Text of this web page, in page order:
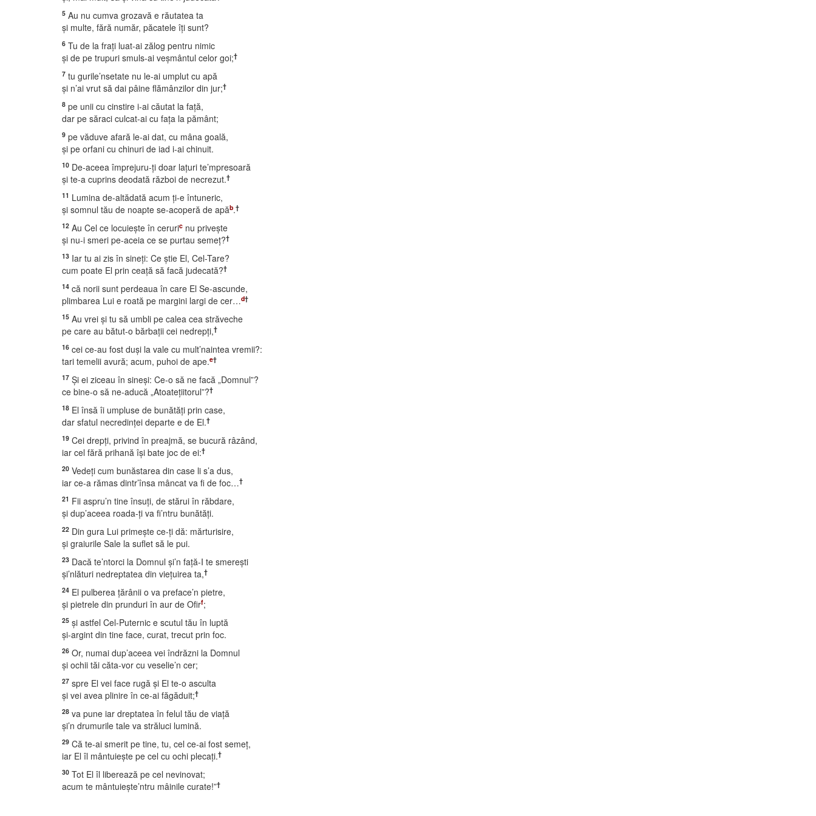
5 Au nu cumva grozavă e răutatea ta
şi multe, fără număr, păcatele îţi sunt?
6 Tu de la fraţi luat-ai zălog pentru nimic
şi de pe trupuri smuls-ai veşmântul celor goi;†
7 tu gurile’nsetate nu le-ai umplut cu apă
şi n’ai vrut să dai pâine flămânzilor din jur;†
8 pe unii cu cinstire i-ai căutat la faţă,
dar pe săraci culcat-ai cu faţa la pământ;
9 pe văduve afară le-ai dat, cu mâna goală,
şi pe orfani cu chinuri de iad i-ai chinuit.
10 De-aceea împrejuru-ţi doar laţuri te’mpresoară
şi te-a cuprins deodată război de necrezut.†
11 Lumina de-altădată acum ţi-e întuneric,
şi somnul tău de noapte se-acoperă de apăb.†
12 Au Cel ce locuieşte în ceruric nu priveşte
şi nu-i smeri pe-aceia ce se purtau semeţ?†
13 Iar tu ai zis în sineţi: Ce ştie El, Cel-Tare?
cum poate El prin ceaţă să facă judecată?†
14 că norii sunt perdeaua în care El Se-ascunde,
plimbarea Lui e roată pe margini largi de cer…d†
15 Au vrei şi tu să umbli pe calea cea străveche
pe care au bătut-o bărbaţii cei nedrepţi,†
16 cei ce-au fost duşi la vale cu mult’naintea vremii?:
tari temelii avură; acum, puhoi de ape.e†
17 Şi ei ziceau în sineşi: Ce-o să ne facă „Domnul”?
ce bine-o să ne-aducă „Atoateţiitorul”?†
18 El însă îi umpluse de bunătăţi prin case,
dar sfatul necredinţei departe e de El.†
19 Cei drepţi, privind în preajmă, se bucură râzând,
iar cel fără prihană îşi bate joc de ei:†
20 Vedeţi cum bunăstarea din case li s’a dus,
iar ce-a rămas dintr’însa mâncat va fi de foc…†
21 Fii aspru’n tine însuţi, de stărui în răbdare,
şi dup’aceea roada-ţi va fi’ntru bunătăţi.
22 Din gura Lui primeşte ce-ţi dă: mărturisire,
şi graiurile Sale la suflet să le pui.
23 Dacă te’ntorci la Domnul şi’n faţă-I te smereşti
şi’nlături nedreptatea din vieţuirea ta,†
24 El pulberea ţărânii o va preface’n pietre,
şi pietrele din prunduri în aur de Ofirf;
25 şi astfel Cel-Puternic e scutul tău în luptă
şi-argint din tine face, curat, trecut prin foc.
26 Or, numai dup’aceea vei îndrăzni la Domnul
şi ochii tăi căta-vor cu veselie’n cer;
27 spre El vei face rugă şi El te-o asculta
şi vei avea plinire în ce-ai făgăduit;†
28 va pune iar dreptatea în felul tău de viaţă
şi’n drumurile tale va străluci lumină.
29 Că te-ai smerit pe tine, tu, cel ce-ai fost semeţ,
iar El îl mântuieşte pe cel cu ochi plecaţi.†
30 Tot El îl liberează pe cel nevinovat;
acum te mântuieşte’ntru mâinile curate!”†